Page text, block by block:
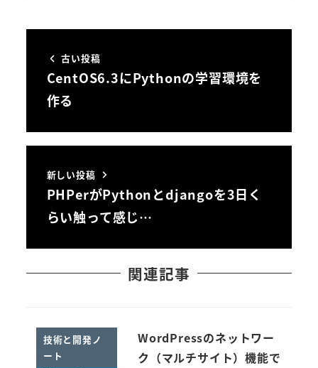
古い投稿
CentOS6.3にPythonの学習環境を
作る
新しい投稿
PHPerがPythonとdjangoを3日く
らい触って感じ…
関連記事
技術と開発ノ
ート
WordPressのネットワー
ク（マルチサイト）機能で